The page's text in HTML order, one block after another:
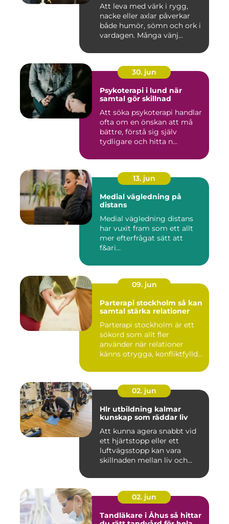
Att leva med värk i rygg,
nacke eller axlar påverkar
både humör, sömn och ork i
vardagen. Många vänj...
30. jun
Psykoterapi i lund när
samtal gör skillnad
Att söka psykoterapi handlar
ofta om en önskan att må
bättre, förstå sig själv
tydligare och hitta n...
13. jun
Medial vägledning på
distans
Medial vägledning distans
har vuxit fram som ett allt
mer efterfrågat sätt att
f&ari...
09. jun
Parterapi stockholm så kan
samtal stärka relationer
Parterapi stockholm är ett
sökord som allt fler
använder när relationer
känns otrygga, konfliktfylld...
02. jun
Hlr utbildning kalmar
kunskap som räddar liv
Att kunna agera snabbt vid
ett hjärtstopp eller ett
luftvägsstopp kan vara
skillnaden mellan liv och...
02. jun
Tandläkare i Åhus så hittar